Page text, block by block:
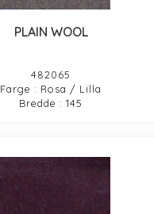
PLAIN WOOL
482065
Farge : Rosa / Lilla
Bredde : 145